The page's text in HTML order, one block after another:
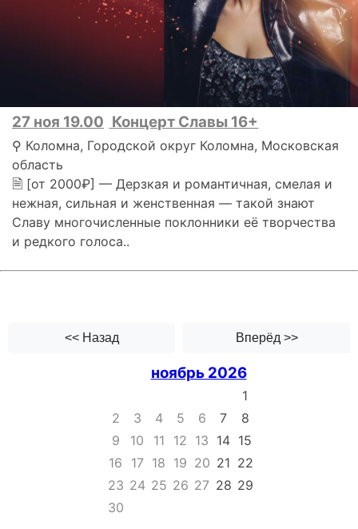
27 ноя 19.00 Концерт Славы 16+
⚲ Коломна, Городской округ Коломна, Московская
область
🗎 [от 2000₽] — Дерзкая и романтичная, смелая и
нежная, сильная и женственная — такой знают
Славу многочисленные поклонники её творчества
и редкого голоса..
<< Назад Вперёд >>
ноябрь 2026
1
2
3 4 5 6 7
8
9
10 11 12 13 14 15
16
17 18 19 20 21 22
23 24 25 26 27 28 29
30